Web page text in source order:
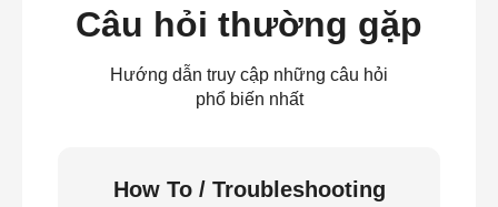
Câu hỏi thường gặp
Hướng dẫn truy cập những câu hỏi
phổ biến nhất
How To / Troubleshooting